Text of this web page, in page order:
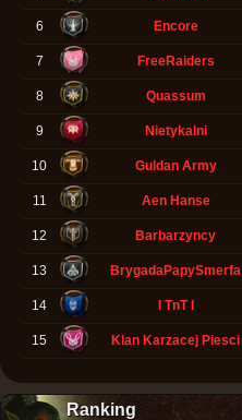
6 Encore
7 FreeRaiders
8 Quassum
9 Nietykalni
10 Guldan Army
11 Aen Hanse
12 Barbarzyncy
13 BrygadaPapySmerfa
14 I TnT I
15 Klan Karzacej Piesci
Ranking